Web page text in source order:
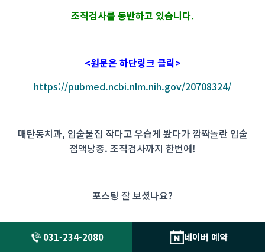
조직검사를 동반하고 있습니다.
<원문은 하단링크 클릭>
https://pubmed.ncbi.nlm.nih.gov/20708324/
매탄동치과, 입술물집 작다고 우습게 봤다가 깜짝놀란 입술
점액낭종. 조직검사까지 한번에!
포스팅 잘 보셨나요?
031-234-2080 네이버 예약